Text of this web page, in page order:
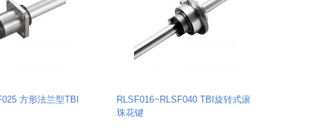
方形法兰型TBI
RLSF016~RLSF040 TBI旋转式滚
珠花键